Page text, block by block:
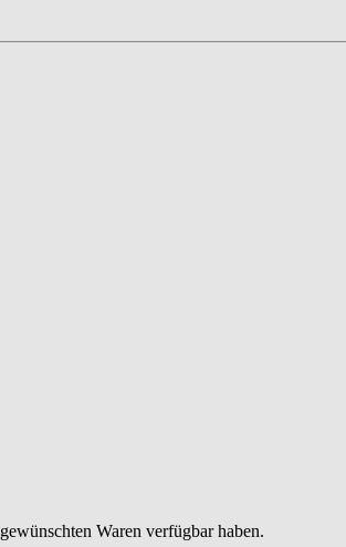
Waren verfügbar haben.